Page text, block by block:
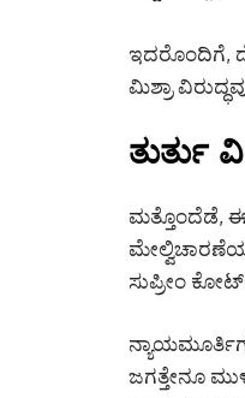
ಇದರೊಂದಿಗೆ,
ಮಿಶ್ರಾ
ತುರ್ತು
ಮತ್ತೊಂದೆಡೆ, ಈ
ಸುಪ್ರೀಂ
ಜಗತ್ತೇನೂ